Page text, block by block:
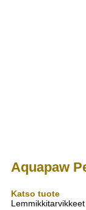
Aquapaw
Katso tuote
Lemmikkitarvikkeet